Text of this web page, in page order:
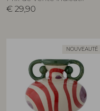
€ 29,90
NOUVEAUTÉ